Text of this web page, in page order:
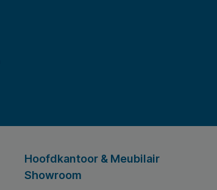
Hoofdkantoor & Meubilair
Showroom